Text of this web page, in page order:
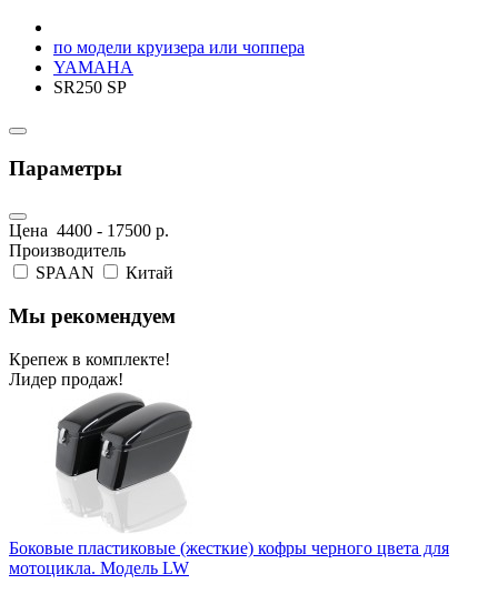
по модели круизера или чоппера
YAMAHA
SR250 SP
Параметры
Цена 4400 - 17500 р.
Производитель
SPAAN
Китай
Мы рекомендуем
Крепеж в комплекте!
Лидер продаж!
Боковые пластиковые (жесткие) кофры черного цвета для
мотоцикла. Модель LW